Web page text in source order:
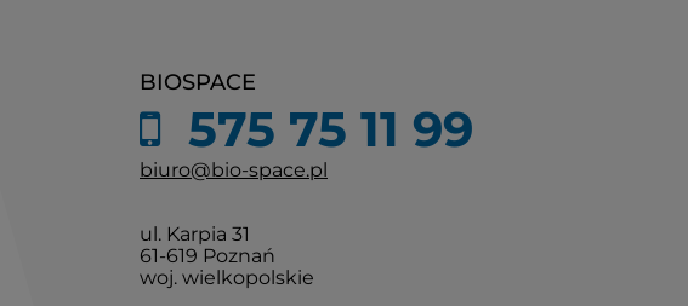
BIOSPACE
575 75 11 99
biuro@bio-space.pl
ul. Karpia 31
61-619 Poznań
woj. wielkopolskie